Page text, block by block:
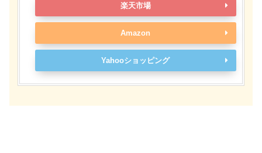
楽天市場
Amazon
Yahooショッピング